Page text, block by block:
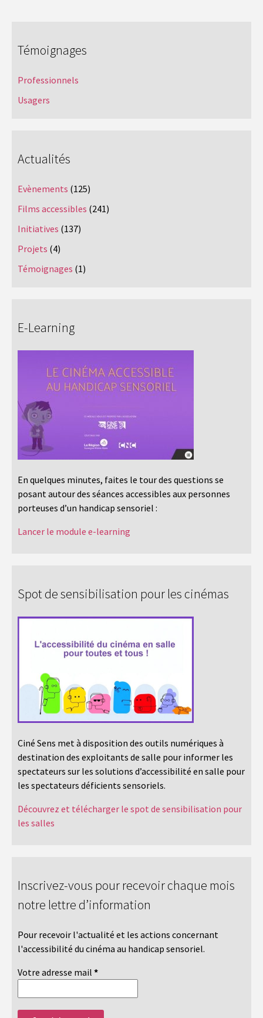
Témoignages
Professionnels
Usagers
Actualités
Evènements (125)
Films accessibles (241)
Initiatives (137)
Projets (4)
Témoignages (1)
E-Learning
En quelques minutes, faites le tour des questions se
posant autour des séances accessibles aux personnes
porteuses d’un handicap sensoriel :
Lancer le module e-learning
Spot de sensibilisation pour les cinémas
Ciné Sens met à disposition des outils numériques à
destination des exploitants de salle pour informer les
spectateurs sur les solutions d’accessibilité en salle pour
les spectateurs déficients sensoriels.
Découvrez et télécharger le spot de sensibilisation pour
les salles
Inscrivez-vous pour recevoir chaque mois
notre lettre d’information
Pour recevoir l'actualité et les actions concernant
l'accessibilité du cinéma au handicap sensoriel.
Votre adresse mail *